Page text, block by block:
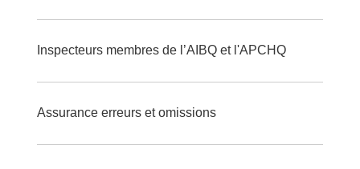
Inspecteurs membres de l’AIBQ et l'APCHQ
Assurance erreurs et omissions